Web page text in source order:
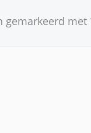
gemarkeerd met